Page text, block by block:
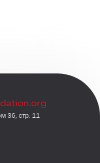
36, стр. 11